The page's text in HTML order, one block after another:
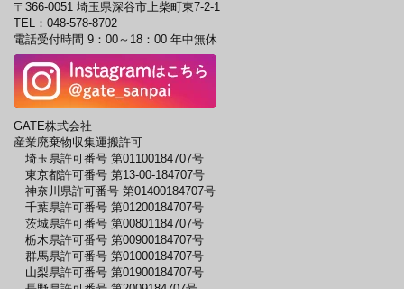
〒366-0051 埼玉県深谷市上柴町東7-2-1
TEL： 048-578-8702
電話受付時間 9：00～18：00 年中無休
GATE株式会社
産業廃棄物収集運搬許可
埼玉県許可番号 第01100184707号
東京都許可番号 第13-00-184707号
神奈川県許可番号 第01400184707号
千葉県許可番号 第01200184707号
茨城県許可番号 第00801184707号
栃木県許可番号 第00900184707号
群馬県許可番号 第01000184707号
山梨県許可番号 第01900184707号